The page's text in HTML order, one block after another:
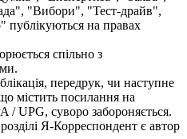
"Вибори", "Тест-драйв",
на правах
спільно з
передрук, чи наступне
містить посилання на
/ UPG, суворо забороняється.
Я-Корреспондент є автор